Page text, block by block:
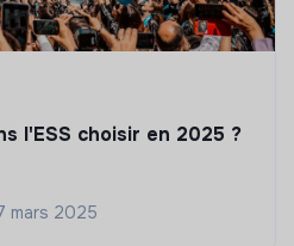
l'ESS choisir en 2025 ?
mars 2025